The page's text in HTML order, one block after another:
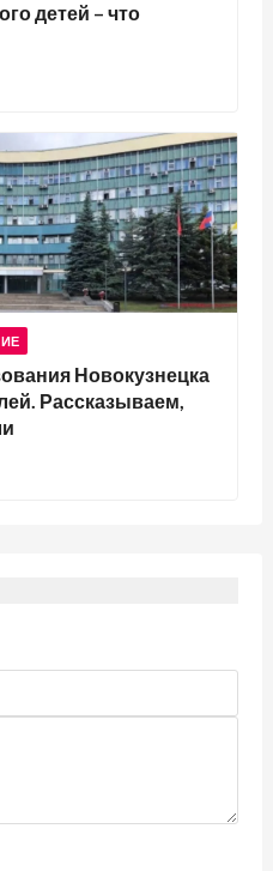
детей – что
Новокузнецка
Рассказываем,